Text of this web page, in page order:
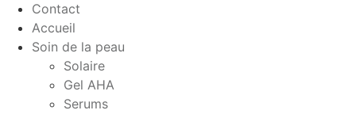
Contact
Accueil
Soin de la peau
Solaire
Gel AHA
Serums